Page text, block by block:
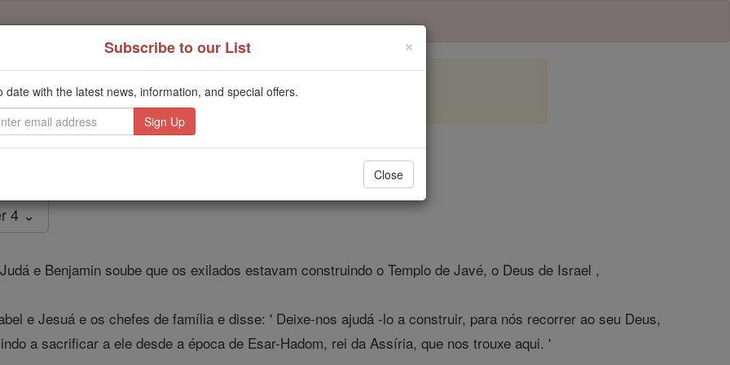
of the Rosary
Esdras - Capítulo 4
4 ⌄
e Benjamin soube que os exilados estavam construindo o Templo de Javé, o Deus de Israel ,
e Jesuá e os chefes de família e disse: ' Deixe-nos ajudá -lo a construir, para nós recorrer ao seu Deus,
a sacrificar a ele desde a época de Esar-Hadom, rei da Assíria, que nos trouxe aqui. '
×
Subscribe to our List
date with the latest news, information, and special offers.
Close